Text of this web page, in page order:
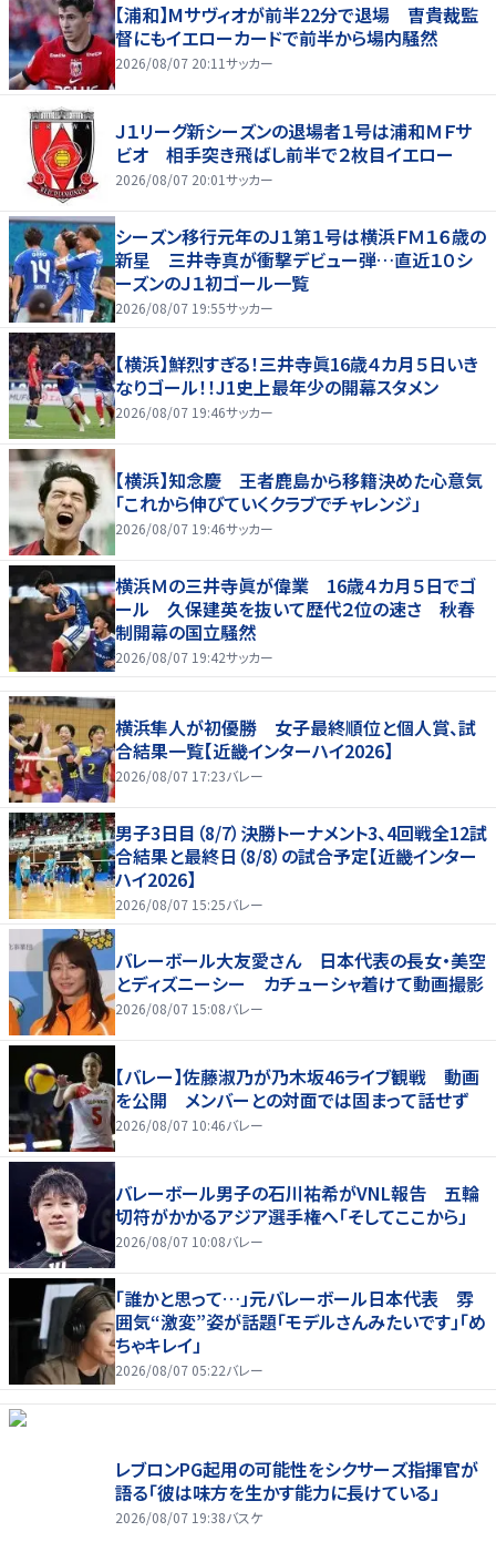
【浦和】Mサヴィオが前半22分で退場 曺貴裁監
督にもイエローカードで前半から場内騒然
2026/08/07 20:11サッカー
Ｊ１リーグ新シーズンの退場者１号は浦和ＭＦサ
ビオ 相手突き飛ばし前半で２枚目イエロー
2026/08/07 20:01サッカー
シーズン移行元年のＪ１第１号は横浜ＦＭ１６歳の
新星 三井寺真が衝撃デビュー弾…直近１０シ
ーズンのＪ１初ゴール一覧
2026/08/07 19:55サッカー
【横浜】鮮烈すぎる！三井寺眞16歳４カ月５日いき
なりゴール！！J1史上最年少の開幕スタメン
2026/08/07 19:46サッカー
【横浜】知念慶 王者鹿島から移籍決めた心意気
「これから伸びていくクラブでチャレンジ」
2026/08/07 19:46サッカー
横浜Ｍの三井寺眞が偉業 16歳４カ月５日でゴ
ール 久保建英を抜いて歴代２位の速さ 秋春
制開幕の国立騒然
2026/08/07 19:42サッカー
横浜隼人が初優勝 女子最終順位と個人賞、試
合結果一覧【近畿インターハイ2026】
2026/08/07 17:23バレー
男子3日目（8/7）決勝トーナメント3、4回戦全12試
合結果と最終日（8/8）の試合予定【近畿インター
ハイ2026】
2026/08/07 15:25バレー
バレーボール大友愛さん 日本代表の長女・美空
とディズニーシー カチューシャ着けて動画撮影
2026/08/07 15:08バレー
【バレー】佐藤淑乃が乃木坂46ライブ観戦 動画
を公開 メンバーとの対面では固まって話せず
2026/08/07 10:46バレー
バレーボール男子の石川祐希がVNL報告 五輪
切符がかかるアジア選手権へ「そしてここから」
2026/08/07 10:08バレー
「誰かと思って…」元バレーボール日本代表 雰
囲気“激変”姿が話題「モデルさんみたいです」「め
ちゃキレイ」
2026/08/07 05:22バレー
レブロンPG起用の可能性をシクサーズ指揮官が
語る「彼は味方を生かす能力に長けている」
2026/08/07 19:38バスケ